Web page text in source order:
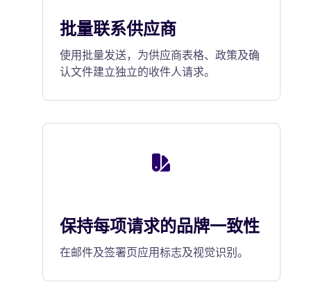
批量联系供应商
使用批量发送，为供应商表格、政策及确
认文件建立独立的收件人请求。
保持每项请求的品牌一致性
在邮件及签署页应用标志及视觉识别。